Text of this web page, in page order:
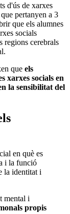
d'ús de xarxes
pertanyen a 3
que els alumnes
socials
regions cerebrals
que els
xarxes socials en
la sensibilitat del
en què es
i la funció
la identitat i
mental i
propis